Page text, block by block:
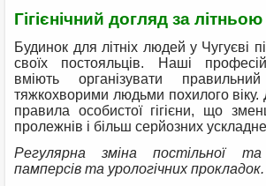
Гігієнічний догляд за
Будинок для літніх людей у ​​Чугуєві
своїх постояльців. Наші
вміють організувати
тяжкохворими людьми похилого віку.
правила особистої гігієни, що
пролежнів і більш серйозних
Регулярна зміна постільної та
памперсів та урологічних прокладок.